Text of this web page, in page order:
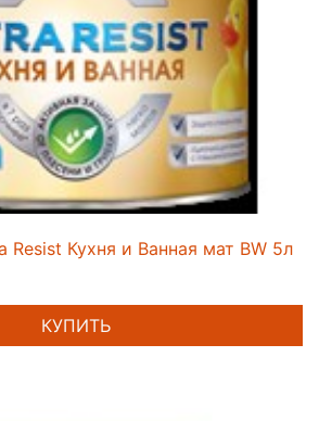
Resist Кухня и Ванная мат BW 5л
КУПИТЬ